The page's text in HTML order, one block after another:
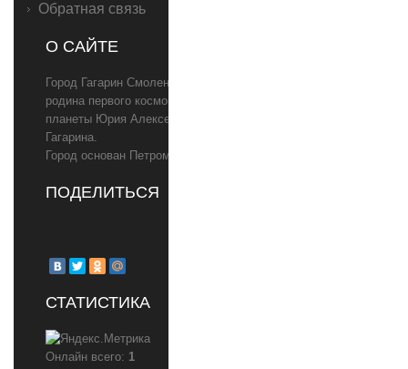
Обратная связь
О САЙТЕ
Город Гагарин Смоленской области,
родина первого космонавта
планеты Юрия Алексеевича
Гагарина.
Город основан Петром I в 1719 году
ПОДЕЛИТЬСЯ
СТАТИСТИКА
Онлайн всего: 1